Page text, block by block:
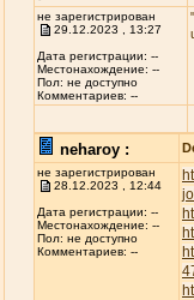
не зарегистрирован
29.12.2023 , 13:27
Дата регистрации: --
Местонахождение: --
Пол: не доступно
Комментариев: --
neharoy :
не зарегистрирован
28.12.2023 , 12:44
Дата регистрации: --
Местонахождение: --
Пол: не доступно
Комментариев: --